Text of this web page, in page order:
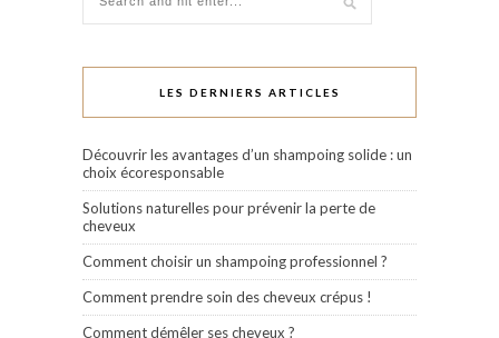
LES DERNIERS ARTICLES
Découvrir les avantages d’un shampoing solide : un
choix écoresponsable
Solutions naturelles pour prévenir la perte de
cheveux
Comment choisir un shampoing professionnel ?
Comment prendre soin des cheveux crépus !
Comment démêler ses cheveux ?